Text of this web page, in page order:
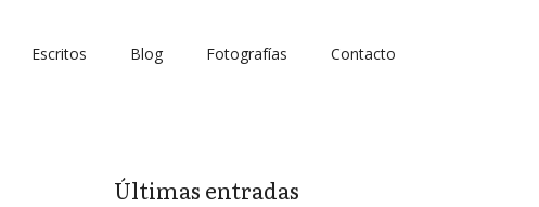
Escritos Blog Fotografías Contacto
Últimas entradas